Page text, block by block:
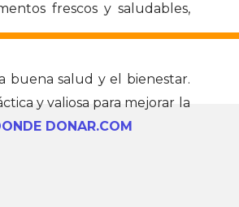
frescos y saludables,
buena salud y el bienestar.
y valiosa para mejorar la
DONAR.COM